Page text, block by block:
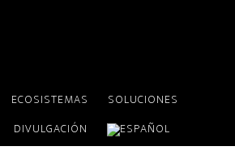
ECOSISTEMAS
SOLUCIONES
DIVULGACIÓN